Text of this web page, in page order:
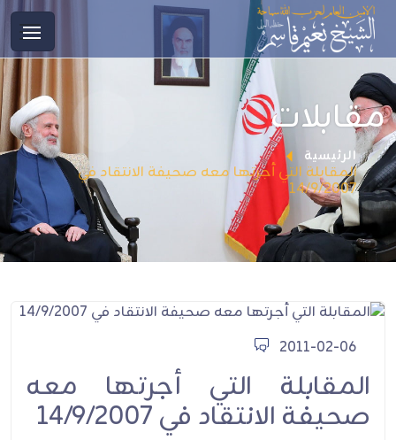
مقابلات
الرئيسية
المقابلة التي أجرتها معه صحيفة الانتقاد في
14/9/2007
2011-02-06
المقابلة التي أجرتها معه
صحيفة الانتقاد في 14/9/2007